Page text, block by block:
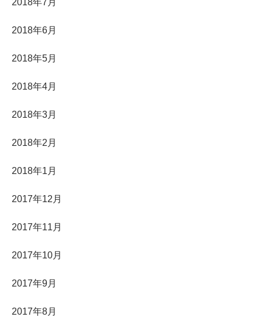
2018年6月
2018年5月
2018年4月
2018年3月
2018年2月
2018年1月
2017年12月
2017年11月
2017年10月
2017年9月
2017年8月